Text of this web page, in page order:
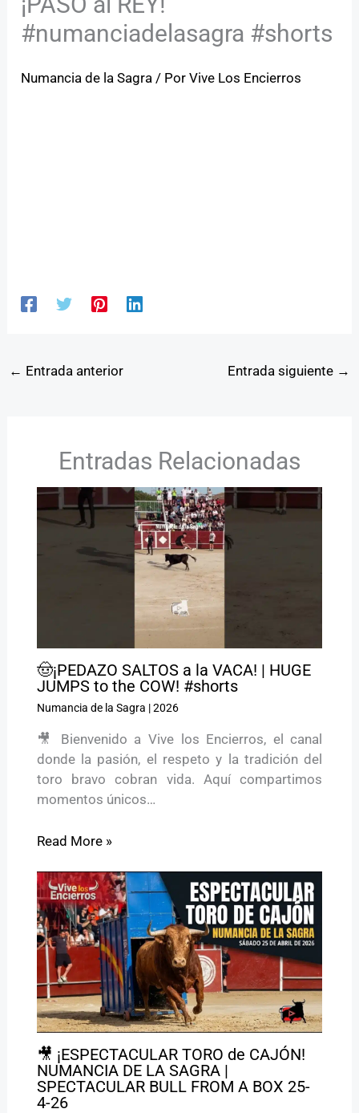
#numanciadelasagra #shorts
Numancia de la Sagra / PorVive Los Encierros
← Entrada anterior Entrada siguiente →
Entradas Relacionadas
🤠¡PEDAZO SALTOS a la VACA! | HUGE
JUMPS to the COW! #shorts
Numancia de la Sagra |2026
🎥 Bienvenido a Vive los Encierros, el canal
donde la pasión, el respeto y la tradición del
toro bravo cobran vida. Aquí compartimos
momentos únicos…
Read More »
🎥 ¡ESPECTACULAR TORO de CAJÓN!
NUMANCIA DE LA SAGRA |
SPECTACULAR BULL FROM A BOX 25-
4-26